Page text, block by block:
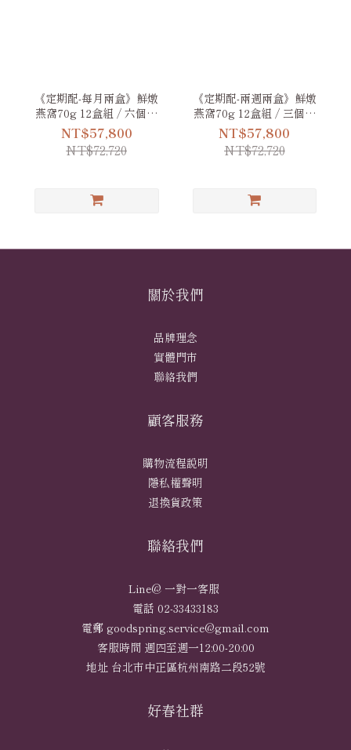
《定期配-每月兩盒》鮮燉
燕窩70g 12盒組 / 六個月
份套餐
NT$57,800
NT$72,720
《定期配-兩週兩盒》鮮燉
燕窩70g 12盒組 / 三個月
份套餐
NT$57,800
NT$72,720
關於我們
品牌理念
實體門市
聯絡我們
顧客服務
購物流程說明
隱私權聲明
退換貨政策
聯絡我們
Line@ 一對一客服
電話 02-33433183
電郵 goodspring.service@gmail.com
客服時間 週四至週一12:00-20:00
地址 台北市中正區杭州南路二段52號
好春社群